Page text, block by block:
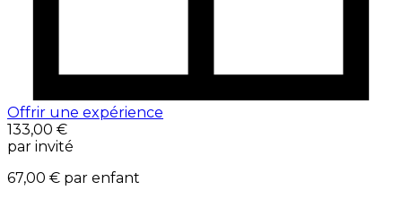
Offrir une expérience
133,00 €
par invité
67,00 € par enfant